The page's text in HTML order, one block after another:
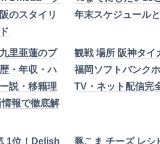
のスタイリ
年末スケジュール
里亜蓮のプ
・年収・ハ
説・移籍理
報で徹底解
観戦 場所 阪神タイ
福岡ソフトバンク
TV・ネット配信完
1位！Delish
豚こま チーズ レシ